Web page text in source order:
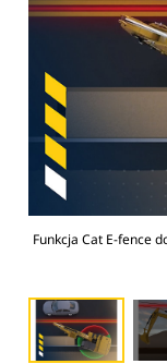
Funkcja Cat E-fence